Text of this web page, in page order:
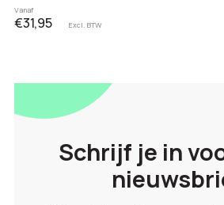
Vanaf
€31,95 Excl. BTW
Schrijf je in